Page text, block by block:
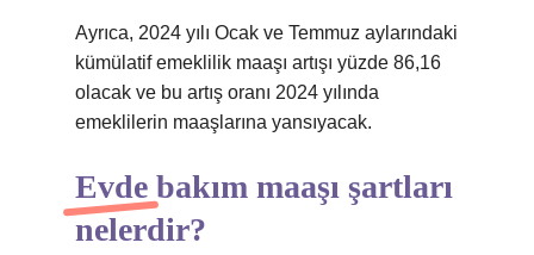
Ayrıca, 2024 yılı Ocak ve Temmuz aylarındaki
kümülatif emeklilik maaşı artışı yüzde 86,16
olacak ve bu artış oranı 2024 yılında
emeklilerin maaşlarına yansıyacak.
Evde bakım maaşı şartları
nelerdir?